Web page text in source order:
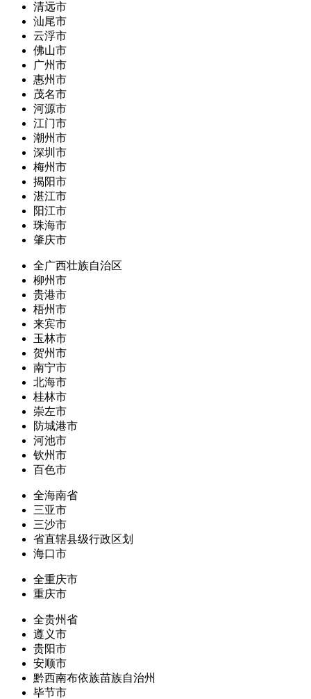
清远市
汕尾市
云浮市
佛山市
广州市
惠州市
茂名市
河源市
江门市
潮州市
深圳市
梅州市
揭阳市
湛江市
阳江市
珠海市
肇庆市
全广西壮族自治区
柳州市
贵港市
梧州市
来宾市
玉林市
贺州市
南宁市
北海市
桂林市
崇左市
防城港市
河池市
钦州市
百色市
全海南省
三亚市
三沙市
省直辖县级行政区划
海口市
全重庆市
重庆市
全贵州省
遵义市
贵阳市
安顺市
黔西南布依族苗族自治州
毕节市